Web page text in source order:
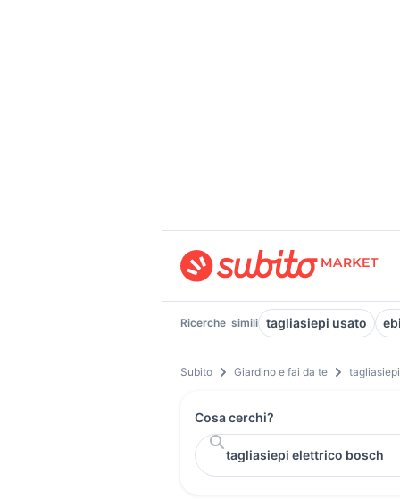
Ricerche simili tagliasiepi usato
Subito Giardino e fai da te
Cosa cerchi?